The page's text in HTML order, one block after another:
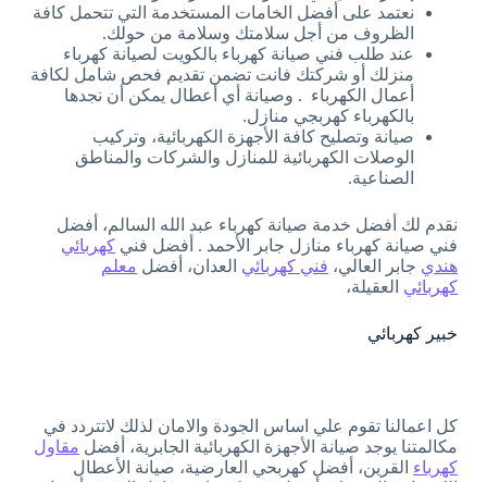
نعتمد على أفضل الخامات المستخدمة التي تتحمل كافة
الظروف من أجل سلامتك وسلامة من حولك.
عند طلب فني صيانة كهرباء بالكويت لصيانة كهرباء
منزلك أو شركتك فانت تضمن تقديم فحص شامل لكافة
أعمال الكهرباء . وصيانة أي أعطال يمكن أن نجدها
بالكهرباء كهربجي منازل.
صيانة وتصليح كافة الأجهزة الكهربائية، وتركيب
الوصلات الكهربائية للمنازل والشركات والمناطق
الصناعية.
نقدم لك أفضل خدمة صيانة كهرباء عبد الله السالم، أفضل
فني صيانة كهرباء منازل جابر الأحمد . أفضل فني كهربائي
هندي جابر العالي، فني كهربائي العدان، أفضل معلم
كهربائي العقيلة،
خبير كهربائي
كل اعمالنا تقوم علي اساس الجودة والامان لذلك لاتتردد في
مكالمتنا يوجد صيانة الأجهزة الكهربائية الجابرية، أفضل مقاول
كهرباء القرين، أفضل كهربحي العارضية، صيانة الأعطال